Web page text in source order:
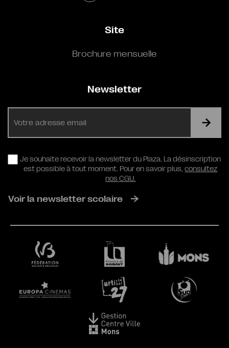
Site
Brochure mensuelle
Newsletter
RGPD
Je souhaite recevoir la newsletter du Plaza. La désinscription
est possible à tout moment. Pour en savoir plus,consultez
nos CGU.
Voir la newsletter scolaire